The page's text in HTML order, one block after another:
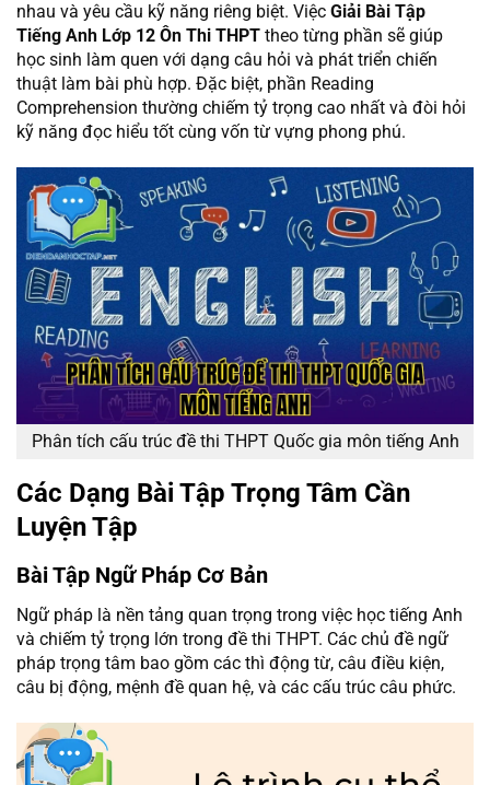
nhau và yêu cầu kỹ năng riêng biệt. Việc Giải Bài Tập
Tiếng Anh Lớp 12 Ôn Thi THPT theo từng phần sẽ giúp
học sinh làm quen với dạng câu hỏi và phát triển chiến
thuật làm bài phù hợp. Đặc biệt, phần Reading
Comprehension thường chiếm tỷ trọng cao nhất và đòi hỏi
kỹ năng đọc hiểu tốt cùng vốn từ vựng phong phú.
Phân tích cấu trúc đề thi THPT Quốc gia môn tiếng Anh
Các Dạng Bài Tập Trọng Tâm Cần
Luyện Tập
Bài Tập Ngữ Pháp Cơ Bản
Ngữ pháp là nền tảng quan trọng trong việc học tiếng Anh
và chiếm tỷ trọng lớn trong đề thi THPT. Các chủ đề ngữ
pháp trọng tâm bao gồm các thì động từ, câu điều kiện,
câu bị động, mệnh đề quan hệ, và các cấu trúc câu phức.